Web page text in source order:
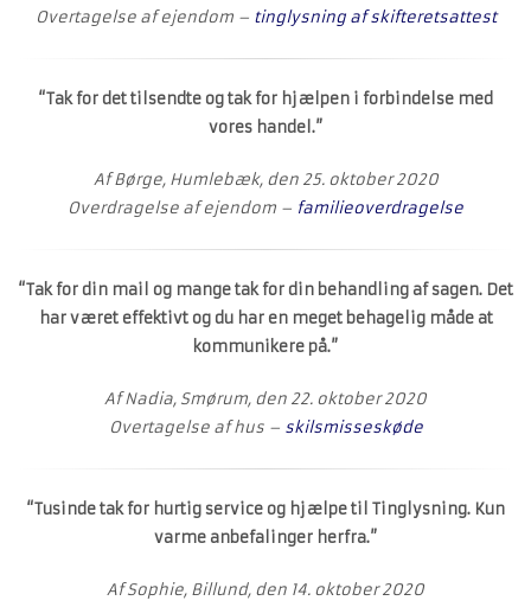
Overtagelse af ejendom – tinglysning af skifteretsattest
“Tak for det tilsendte og tak for hjælpen i forbindelse med
vores handel.”
Af Børge, Humlebæk, den 25. oktober 2020
Overdragelse af ejendom – familieoverdragelse
“Tak for din mail og mange tak for din behandling af sagen. Det
har været effektivt og du har en meget behagelig måde at
kommunikere på.”
Af Nadia, Smørum, den 22. oktober 2020
Overtagelse af hus – skilsmisseskøde
“Tusinde tak for hurtig service og hjælpe til Tinglysning. Kun
varme anbefalinger herfra.”
Af Sophie, Billund, den 14. oktober 2020